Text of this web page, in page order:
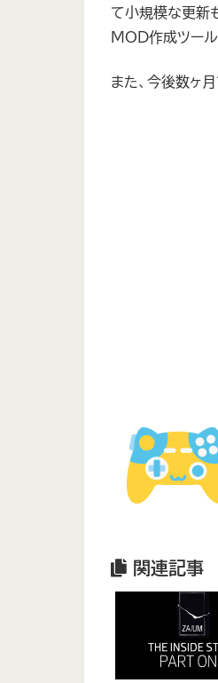
て小規模な更新
MOD作成ツール
また、今後数ヶ
関連記事